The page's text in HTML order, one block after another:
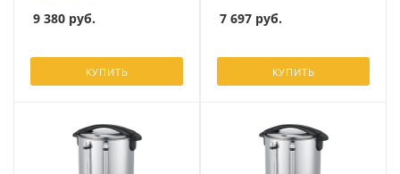
9 380 руб.
КУПИТЬ
7 697 руб.
КУПИТЬ